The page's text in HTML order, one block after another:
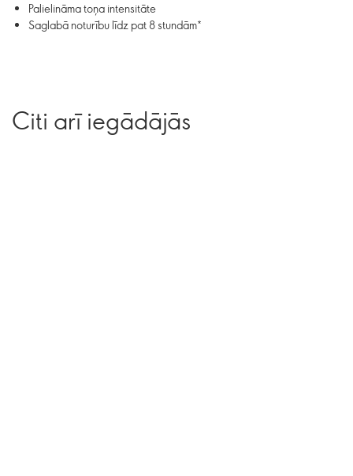
Palielināma toņa intensitāte
Saglabā noturību līdz pat 8 stundām*
Citi arī iegādājās